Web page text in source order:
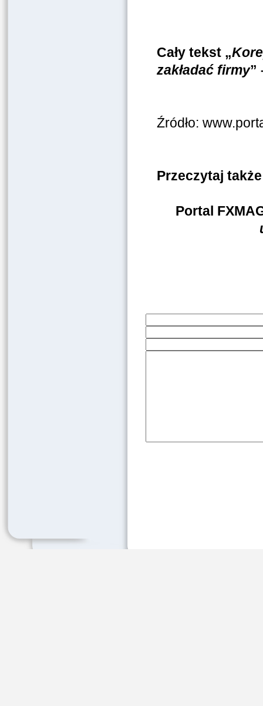
Cały tekst „
zakładać firmy”
Źródło:
Przeczytaj
Portal